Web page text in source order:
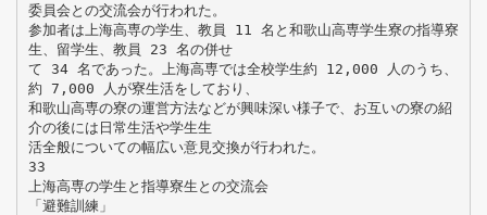
委員会との交流会が行われた。
参加者は上海高専の学生、教員 11 名と和歌山高専学生寮の指導寮
生、留学生、教員 23 名の併せ
て 34 名であった。上海高専では全校学生約 12,000 人のうち、
約 7,000 人が寮生活をしており、
和歌山高専の寮の運営方法などが興味深い様子で、お互いの寮の紹
介の後には日常生活や学生生
活全般についての幅広い意見交換が行われた。
33
上海高専の学生と指導寮生との交流会
「避難訓練」